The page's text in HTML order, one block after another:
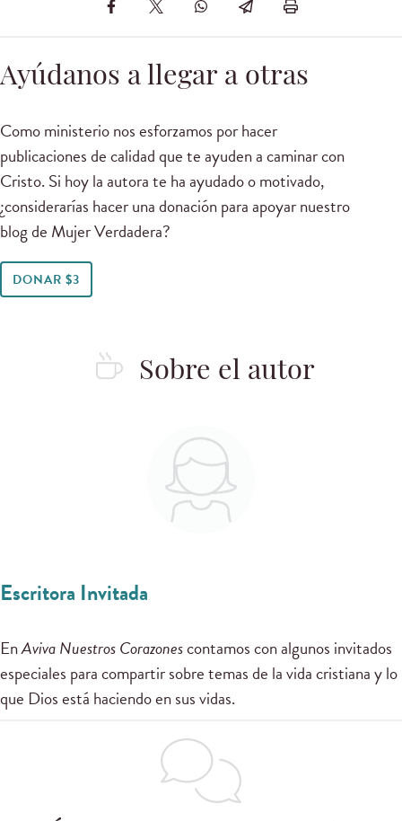
Ayúdanos a llegar a otras
Como ministerio nos esforzamos por hacer
publicaciones de calidad que te ayuden a caminar con
Cristo. Si hoy la autora te ha ayudado o motivado,
¿considerarías hacer una donación para apoyar nuestro
blog de Mujer Verdadera?
DONAR $3
Sobre el autor
Escritora Invitada
EnAviva Nuestros Corazonescontamos con algunos invitados
especiales para compartir sobre temas de la vida cristiana y lo
que Dios está haciendo en sus vidas.